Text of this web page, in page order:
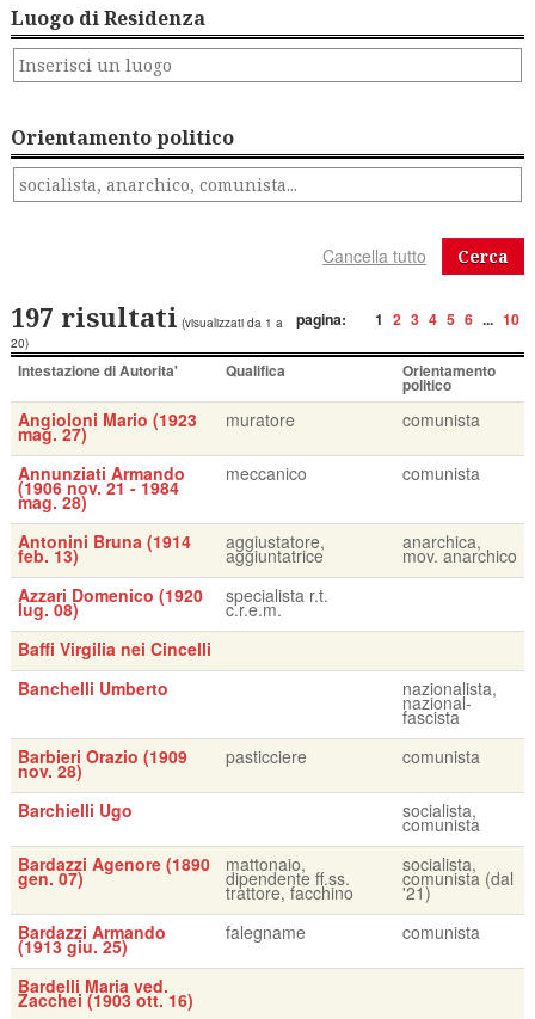
Luogo di Residenza
Orientamento politico
Cerca
pagina: 1 2 3 4 5 6 ... 10
197 risultati (visualizzati da 1 a
20)
Intestazione di Autorita' Qualifica Orientamento
politico
Angioloni Mario (1923
mag. 27)
muratore comunista
Annunziati Armando
(1906 nov. 21 - 1984
mag. 28)
meccanico comunista
Antonini Bruna (1914
feb. 13)
aggiustatore,
aggiuntatrice
anarchica,
mov. anarchico
Azzari Domenico (1920
lug. 08)
specialista r.t.
c.r.e.m.
Baffi Virgilia nei Cincelli
Banchelli Umberto
nazionalista,
nazional-
fascista
Barbieri Orazio (1909
nov. 28)
pasticciere comunista
Barchielli Ugo socialista,
comunista
Bardazzi Agenore (1890
gen. 07)
mattonaio,
dipendente ff.ss.
trattore, facchino
socialista,
comunista (dal
'21)
Bardazzi Armando
(1913 giu. 25)
falegname comunista
Bardelli Maria ved.
Zacchei (1903 ott. 16)